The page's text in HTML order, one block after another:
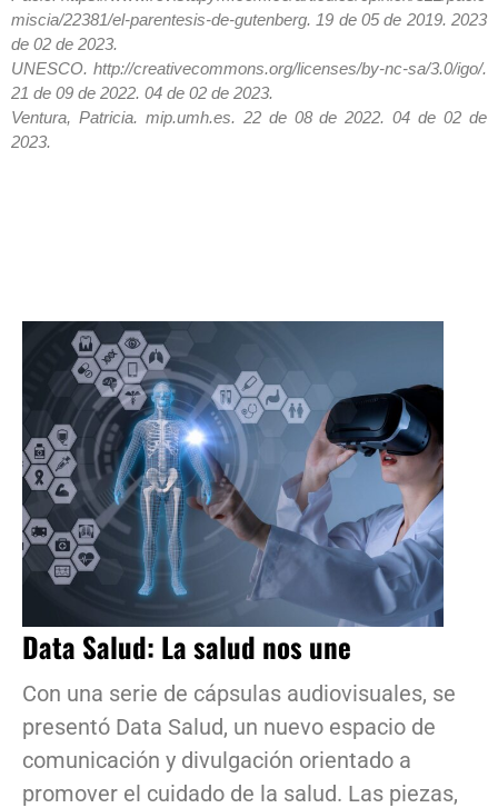
miscia/22381/el-parentesis-de-gutenberg. 19 de 05 de 2019. 2023
de 02 de 2023.
UNESCO. http://creativecommons.org/licenses/by-nc-sa/3.0/igo/.
21 de 09 de 2022. 04 de 02 de 2023.
Ventura, Patricia. mip.umh.es. 22 de 08 de 2022. 04 de 02 de
2023.
Data Salud: La salud nos une
Con una serie de cápsulas audiovisuales, se
presentó Data Salud, un nuevo espacio de
comunicación y divulgación orientado a
promover el cuidado de la salud. Las piezas,